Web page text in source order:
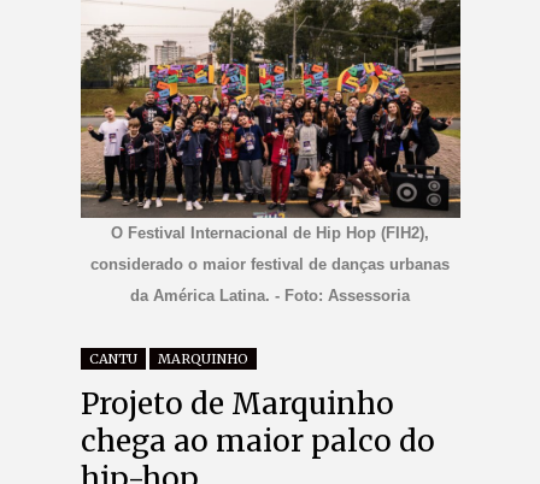
O Festival Internacional de Hip Hop (FIH2),
considerado o maior festival de danças urbanas
da América Latina. - Foto: Assessoria
CANTU MARQUINHO
Projeto de Marquinho
chega ao maior palco do